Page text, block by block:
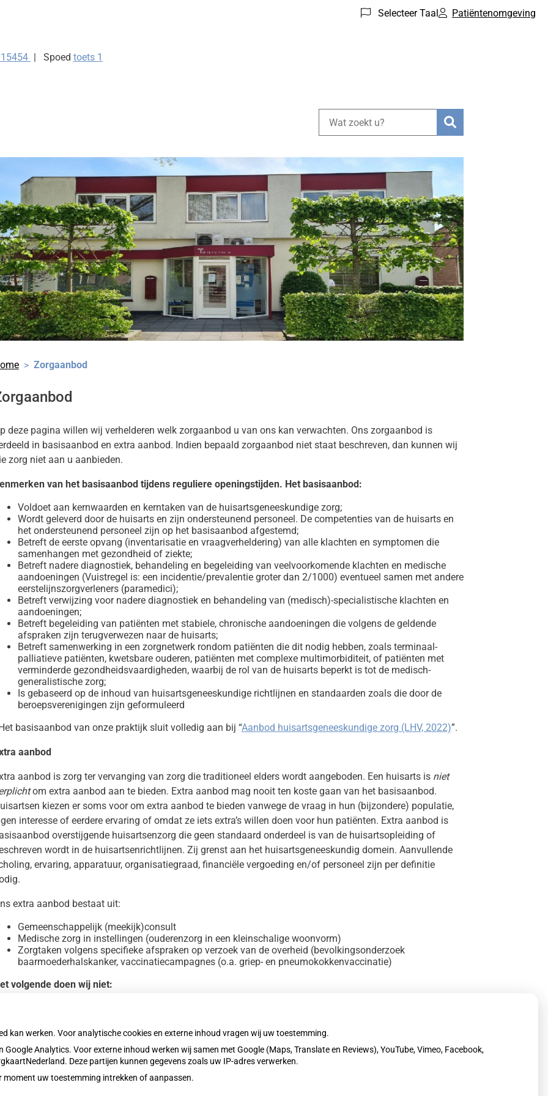
Selecteer Taal Patiëntenomgeving
Spoed toets 1
Zoeken
Zorgaanbod
deze pagina willen wij verhelderen welk zorgaanbod u van ons kan verwachten. Ons zorgaanbod is
in basisaanbod en extra aanbod. Indien bepaald zorgaanbod niet staat beschreven, dan kunnen wij
zorg niet aan u aanbieden.
van het basisaanbod tijdens reguliere openingstijden. Het basisaanbod:
Voldoet aan kernwaarden en kerntaken van de huisartsgeneeskundige zorg;
Wordt geleverd door de huisarts en zijn ondersteunend personeel. De competenties van de huisarts en
het ondersteunend personeel zijn op het basisaanbod afgestemd;
Betreft de eerste opvang (inventarisatie en vraagverheldering) van alle klachten en symptomen die
samenhangen met gezondheid of ziekte;
Betreft nadere diagnostiek, behandeling en begeleiding van veelvoorkomende klachten en medische
aandoeningen (Vuistregel is: een incidentie/prevalentie groter dan 2/1000) eventueel samen met andere
eerstelijnszorgverleners (paramedici);
Betreft verwijzing voor nadere diagnostiek en behandeling van (medisch)-specialistische klachten en
aandoeningen;
Betreft begeleiding van patiënten met stabiele, chronische aandoeningen die volgens de geldende
afspraken zijn terugverwezen naar de huisarts;
Betreft samenwerking in een zorgnetwerk rondom patiënten die dit nodig hebben, zoals terminaal-
palliatieve patiënten, kwetsbare ouderen, patiënten met complexe multimorbiditeit, of patiënten met
verminderde gezondheidsvaardigheden, waarbij de rol van de huisarts beperkt is tot de medisch-
generalistische zorg;
Is gebaseerd op de inhoud van huisartsgeneeskundige richtlijnen en standaarden zoals die door de
beroepsverenigingen zijn geformuleerd
basisaanbod van onze praktijk sluit volledig aan bij “Aanbod huisartsgeneeskundige zorg (LHV, 2022)”.
aanbod
aanbod is zorg ter vervanging van zorg die traditioneel elders wordt aangeboden. Een huisarts is niet
om extra aanbod aan te bieden. Extra aanbod mag nooit ten koste gaan van het basisaanbod.
kiezen er soms voor om extra aanbod te bieden vanwege de vraag in hun (bijzondere) populatie,
interesse of eerdere ervaring of omdat ze iets extra’s willen doen voor hun patiënten. Extra aanbod is
overstijgende huisartsenzorg die geen standaard onderdeel is van de huisartsopleiding of
wordt in de huisartsenrichtlijnen. Zij grenst aan het huisartsgeneeskundig domein. Aanvullende
ervaring, apparatuur, organisatiegraad, financiële vergoeding en/of personeel zijn per definitie
extra aanbod bestaat uit:
Gemeenschappelijk (meekijk)consult
Medische zorg in instellingen (ouderenzorg in een kleinschalige woonvorm)
Zorgtaken volgens specifieke afspraken op verzoek van de overheid (bevolkingsonderzoek
baarmoederhalskanker, vaccinatiecampagnes (o.a. griep- en pneumokokkenvaccinatie)
volgende doen wij niet:
kan werken. Voor analytische cookies en externe inhoud vragen wij uw toestemming.
Analytics. Voor externe inhoud werken wij samen met Google (Maps, Translate en Reviews), YouTube, Vimeo, Facebook,
Deze partijen kunnen gegevens zoals uw IP-adres verwerken.
moment uw toestemming intrekken of aanpassen.